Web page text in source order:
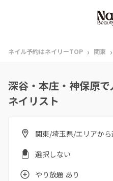
ネイル予約はネイリーTOP › 関東 ›
深谷・本庄・神保原
ネイリスト
関東/埼玉県/エリアか
選択しない
やり放題 あり